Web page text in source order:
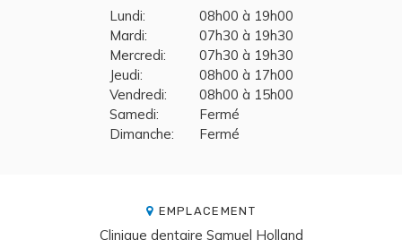
Lundi:
08h00 à 19h00
Mardi:
07h30 à 19h30
Mercredi:
07h30 à 19h30
Jeudi:
08h00 à 17h00
Vendredi:
08h00 à 15h00
Samedi:
Fermé
Dimanche:
Fermé
EMPLACEMENT
Clinique dentaire Samuel Holland